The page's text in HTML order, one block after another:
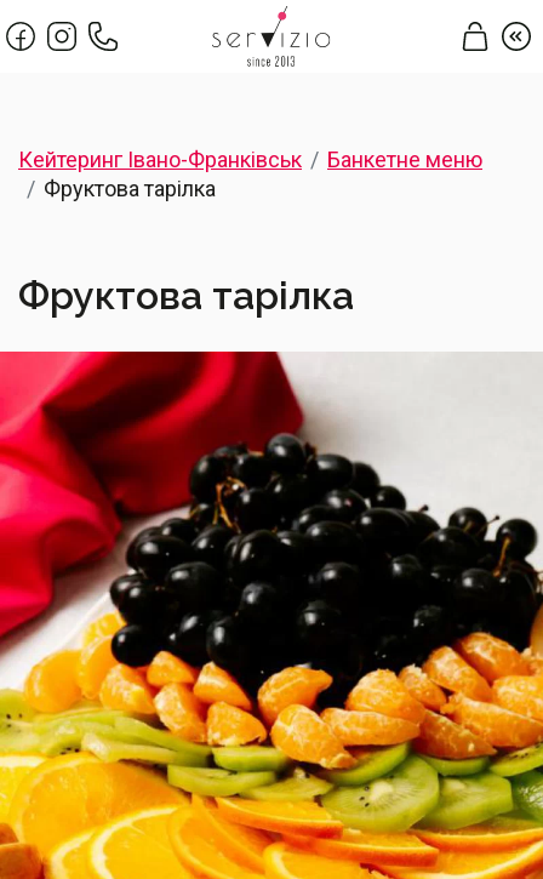
Кейтеринг Івано-Франківськ
Банкетне меню
Фруктова тарілка
Фруктова тарілка